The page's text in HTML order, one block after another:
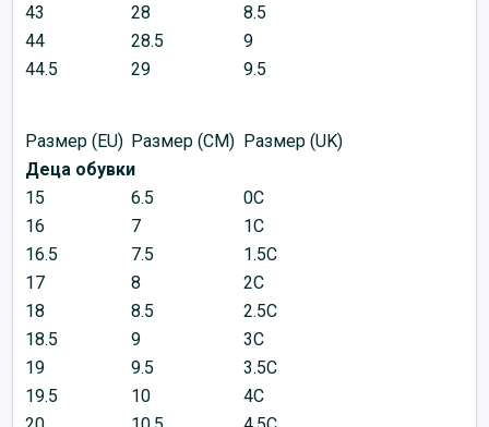
43
28
8.5
44
28.5
9
44.5
29 9.5
Размер (EU) Размер (CM) Размер (UK)
Деца обувки
15
6.5
0C
16
7
1C
16.5
7.5
1.5C
17
8
2C
18
8.5
2.5C
18.5
9
3C
19
9.5
3.5C
19.5
10
4C